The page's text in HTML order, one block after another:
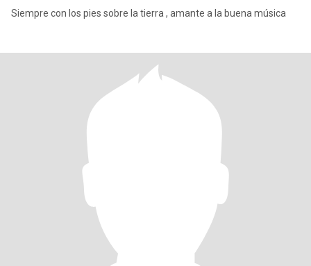
Siempre con los pies sobre la tierra , amante a la buena música